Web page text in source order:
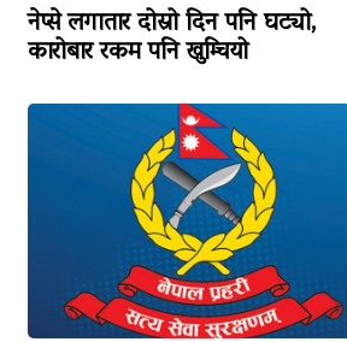
नेप्से लगातार दोस्रो दिन पनि घट्यो,
कारोबार रकम पनि खुम्चियो